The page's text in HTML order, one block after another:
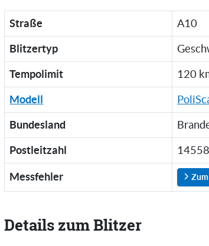
Straße A10
Blitzertyp
Tempolimit 120
Modell
Bundesland
Postleitzahl 14558
Messfehler
Details zum Blitzer